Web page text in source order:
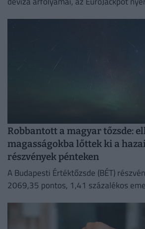
Robbantott a magyar tőzsde:
magasságokba lőttek ki a
részvények pénteken
A Budapesti Értéktőzsde (BÉT)
2069,35 pontos, 1,41 százalékos